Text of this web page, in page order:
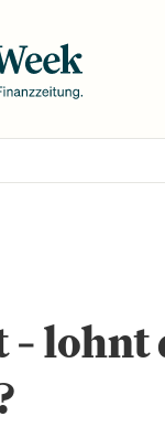
– lohnt